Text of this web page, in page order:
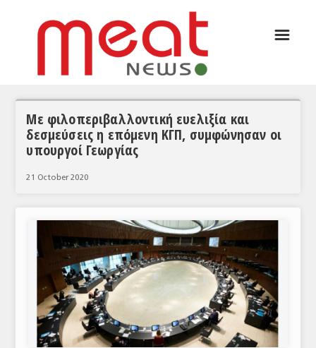
ΣΥΝΕΝΤΕΥΞΕΙΣ
ΚΟΣΜΟΣ
ΕΙΔΗΣΕΙΣ
ΕΥΡΩΠΑΪΚΕΣ ΑΠΟΦΑΣΕΙΣ
ΘΕΜΑΤΑ
ΑΝΑΛΥΣΕΙΣ
☰
Με φιλοπεριβαλλοντική ευελιξία και
δεσμεύσεις η επόμενη ΚΓΠ, συμφώνησαν οι
υπουργοί Γεωργίας
21 October 2020